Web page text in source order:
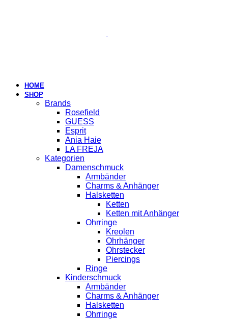
HOME
SHOP
Brands
Rosefield
GUESS
Esprit
Ania Haie
LA FREJA
Kategorien
Damenschmuck
Armbänder
Charms & Anhänger
Halsketten
Ketten
Ketten mit Anhänger
Ohrringe
Kreolen
Ohrhänger
Ohrstecker
Piercings
Ringe
Kinderschmuck
Armbänder
Charms & Anhänger
Halsketten
Ohrringe